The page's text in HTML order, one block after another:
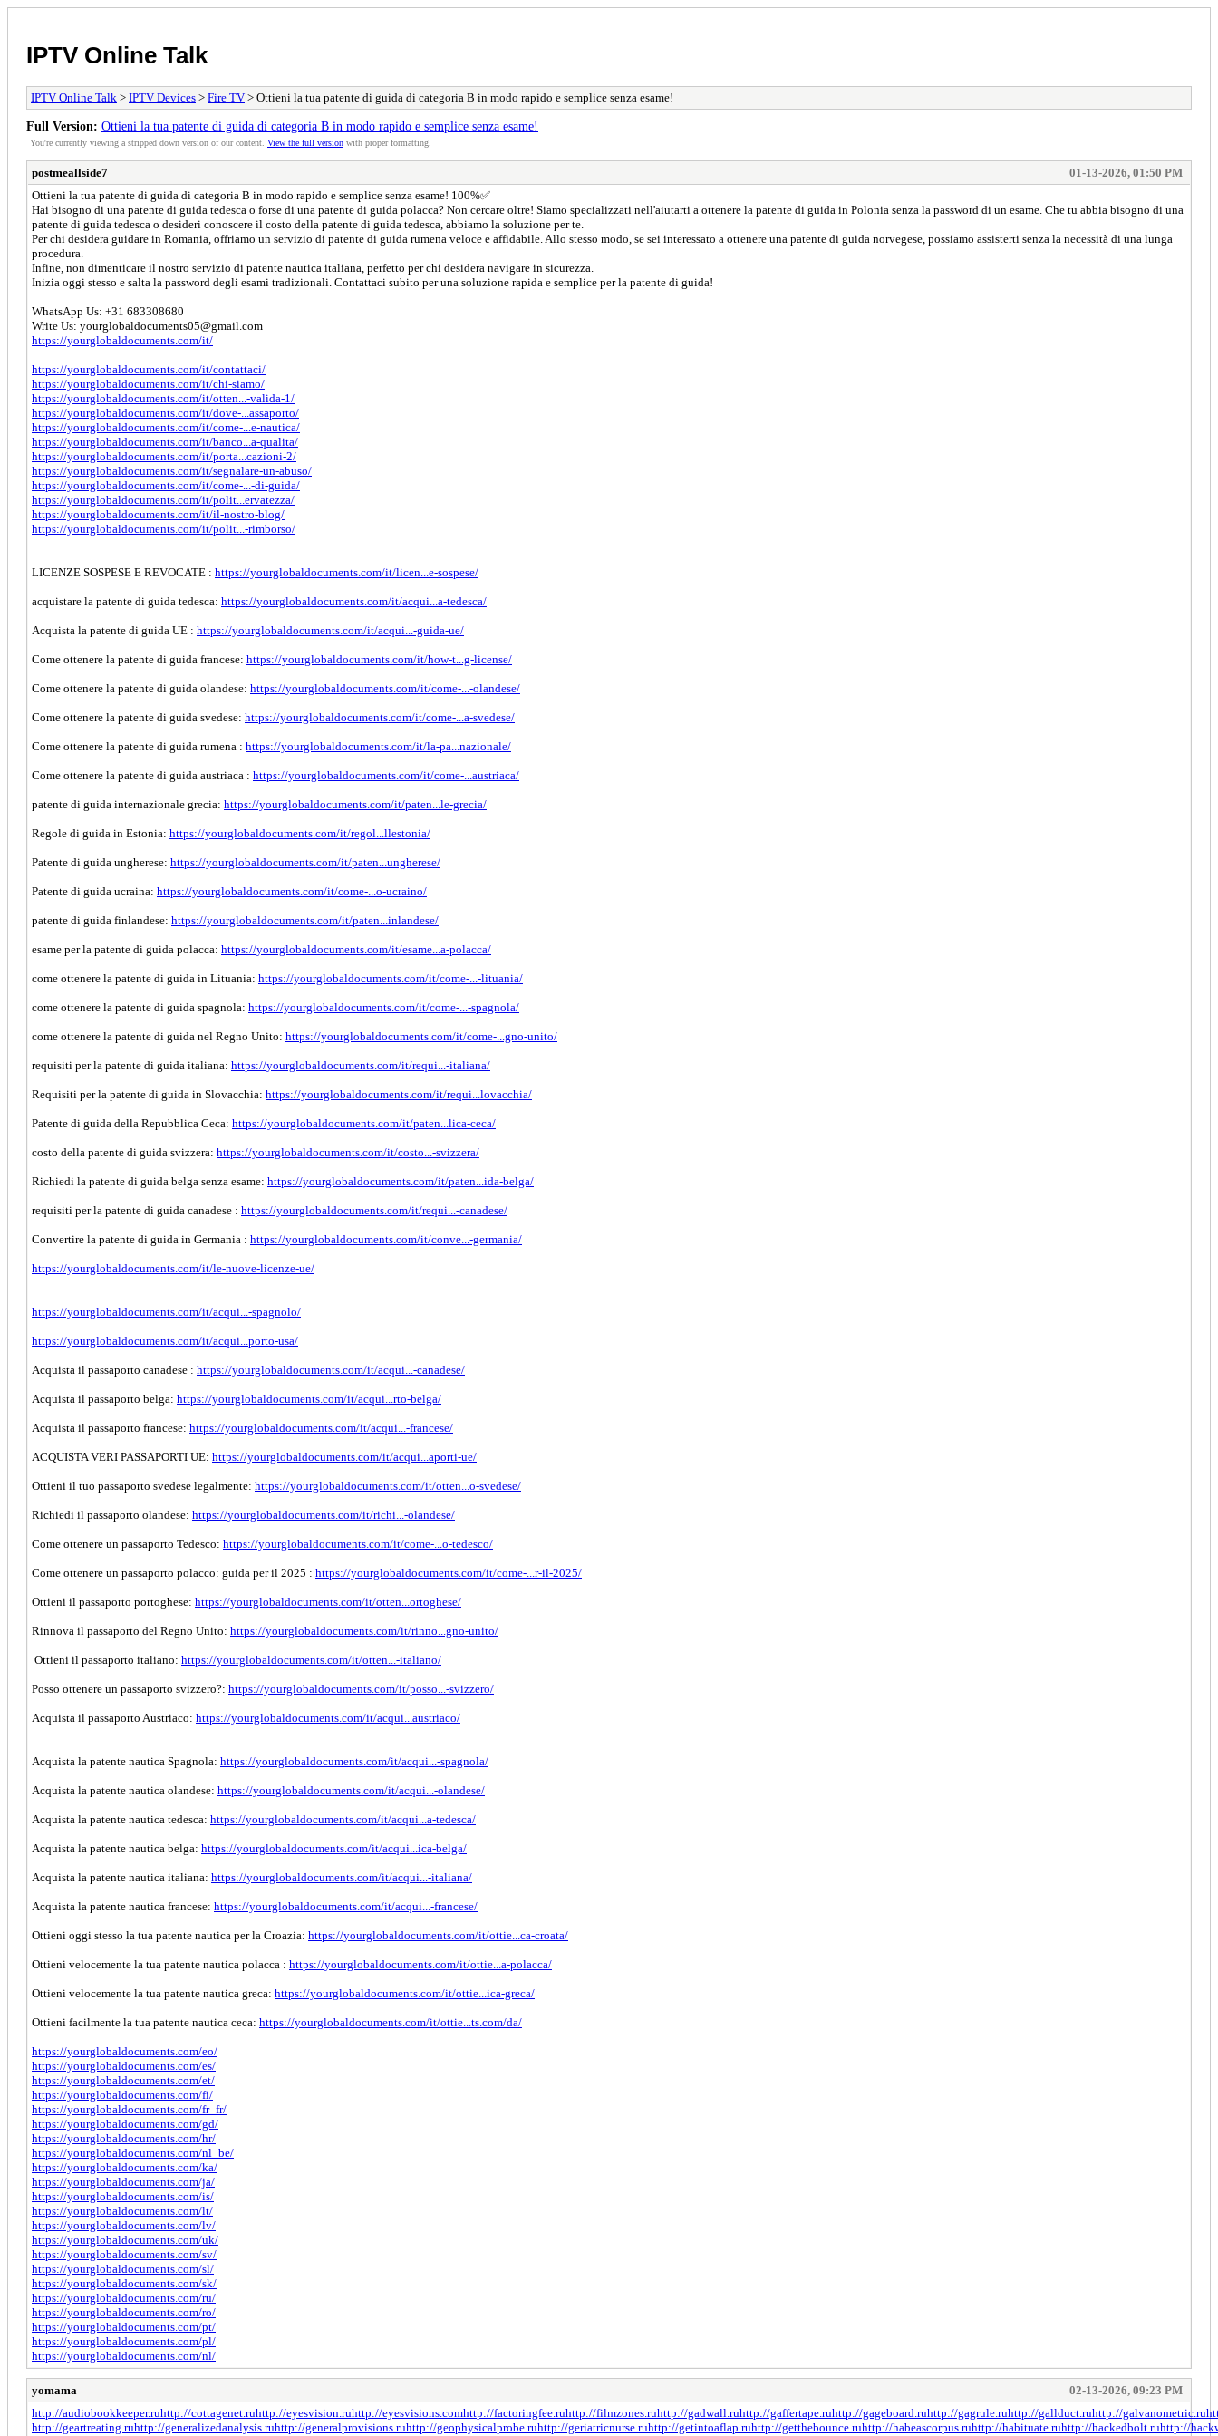
IPTV Online Talk
IPTV Online Talk > IPTV Devices > Fire TV > Ottieni la tua patente di guida di categoria B in modo rapido e semplice senza esame!
Full Version: Ottieni la tua patente di guida di categoria B in modo rapido e semplice senza esame!
You're currently viewing a stripped down version of our content. View the full version with proper formatting.
postmeallside7
01-13-2026, 01:50 PM
Ottieni la tua patente di guida di categoria B in modo rapido e semplice senza esame! 100%✅
Hai bisogno di una patente di guida tedesca o forse di una patente di guida polacca? Non cercare oltre! Siamo specializzati nell'aiutarti a ottenere la patente di guida in Polonia senza la password di un esame. Che tu abbia bisogno di una
patente di guida tedesca o desideri conoscere il costo della patente di guida tedesca, abbiamo la soluzione per te.
Per chi desidera guidare in Romania, offriamo un servizio di patente di guida rumena veloce e affidabile. Allo stesso modo, se sei interessato a ottenere una patente di guida norvegese, possiamo assisterti senza la necessità di una lunga
procedura.
Infine, non dimenticare il nostro servizio di patente nautica italiana, perfetto per chi desidera navigare in sicurezza.
Inizia oggi stesso e salta la password degli esami tradizionali. Contattaci subito per una soluzione rapida e semplice per la patente di guida!
WhatsApp Us: +31 683308680
Write Us: yourglobaldocuments05@gmail.com
https://yourglobaldocuments.com/it/
https://yourglobaldocuments.com/it/contattaci/
https://yourglobaldocuments.com/it/chi-siamo/
https://yourglobaldocuments.com/it/otten...-valida-1/
https://yourglobaldocuments.com/it/dove-...assaporto/
https://yourglobaldocuments.com/it/come-...e-nautica/
https://yourglobaldocuments.com/it/banco...a-qualita/
https://yourglobaldocuments.com/it/porta...cazioni-2/
https://yourglobaldocuments.com/it/segnalare-un-abuso/
https://yourglobaldocuments.com/it/come-...-di-guida/
https://yourglobaldocuments.com/it/polit...ervatezza/
https://yourglobaldocuments.com/it/il-nostro-blog/
https://yourglobaldocuments.com/it/polit...-rimborso/
LICENZE SOSPESE E REVOCATE : https://yourglobaldocuments.com/it/licen...e-sospese/
acquistare la patente di guida tedesca: https://yourglobaldocuments.com/it/acqui...a-tedesca/
Acquista la patente di guida UE : https://yourglobaldocuments.com/it/acqui...-guida-ue/
Come ottenere la patente di guida francese: https://yourglobaldocuments.com/it/how-t...g-license/
Come ottenere la patente di guida olandese: https://yourglobaldocuments.com/it/come-...-olandese/
Come ottenere la patente di guida svedese: https://yourglobaldocuments.com/it/come-...a-svedese/
Come ottenere la patente di guida rumena : https://yourglobaldocuments.com/it/la-pa...nazionale/
Come ottenere la patente di guida austriaca : https://yourglobaldocuments.com/it/come-...austriaca/
patente di guida internazionale grecia: https://yourglobaldocuments.com/it/paten...le-grecia/
Regole di guida in Estonia: https://yourglobaldocuments.com/it/regol...llestonia/
Patente di guida ungherese: https://yourglobaldocuments.com/it/paten...ungherese/
Patente di guida ucraina: https://yourglobaldocuments.com/it/come-...o-ucraino/
patente di guida finlandese: https://yourglobaldocuments.com/it/paten...inlandese/
esame per la patente di guida polacca: https://yourglobaldocuments.com/it/esame...a-polacca/
come ottenere la patente di guida in Lituania: https://yourglobaldocuments.com/it/come-...-lituania/
come ottenere la patente di guida spagnola: https://yourglobaldocuments.com/it/come-...-spagnola/
come ottenere la patente di guida nel Regno Unito: https://yourglobaldocuments.com/it/come-...gno-unito/
requisiti per la patente di guida italiana: https://yourglobaldocuments.com/it/requi...-italiana/
Requisiti per la patente di guida in Slovacchia: https://yourglobaldocuments.com/it/requi...lovacchia/
Patente di guida della Repubblica Ceca: https://yourglobaldocuments.com/it/paten...lica-ceca/
costo della patente di guida svizzera: https://yourglobaldocuments.com/it/costo...-svizzera/
Richiedi la patente di guida belga senza esame: https://yourglobaldocuments.com/it/paten...ida-belga/
requisiti per la patente di guida canadese : https://yourglobaldocuments.com/it/requi...-canadese/
Convertire la patente di guida in Germania : https://yourglobaldocuments.com/it/conve...-germania/
https://yourglobaldocuments.com/it/le-nuove-licenze-ue/
https://yourglobaldocuments.com/it/acqui...-spagnolo/
https://yourglobaldocuments.com/it/acqui...porto-usa/
Acquista il passaporto canadese : https://yourglobaldocuments.com/it/acqui...-canadese/
Acquista il passaporto belga: https://yourglobaldocuments.com/it/acqui...rto-belga/
Acquista il passaporto francese: https://yourglobaldocuments.com/it/acqui...-francese/
ACQUISTA VERI PASSAPORTI UE: https://yourglobaldocuments.com/it/acqui...aporti-ue/
Ottieni il tuo passaporto svedese legalmente: https://yourglobaldocuments.com/it/otten...o-svedese/
Richiedi il passaporto olandese: https://yourglobaldocuments.com/it/richi...-olandese/
Come ottenere un passaporto Tedesco: https://yourglobaldocuments.com/it/come-...o-tedesco/
Come ottenere un passaporto polacco: guida per il 2025 : https://yourglobaldocuments.com/it/come-...r-il-2025/
Ottieni il passaporto portoghese: https://yourglobaldocuments.com/it/otten...ortoghese/
Rinnova il passaporto del Regno Unito: https://yourglobaldocuments.com/it/rinno...gno-unito/
Ottieni il passaporto italiano: https://yourglobaldocuments.com/it/otten...-italiano/
Posso ottenere un passaporto svizzero?: https://yourglobaldocuments.com/it/posso...-svizzero/
Acquista il passaporto Austriaco: https://yourglobaldocuments.com/it/acqui...austriaco/
Acquista la patente nautica Spagnola: https://yourglobaldocuments.com/it/acqui...-spagnola/
Acquista la patente nautica olandese: https://yourglobaldocuments.com/it/acqui...-olandese/
Acquista la patente nautica tedesca: https://yourglobaldocuments.com/it/acqui...a-tedesca/
Acquista la patente nautica belga: https://yourglobaldocuments.com/it/acqui...ica-belga/
Acquista la patente nautica italiana: https://yourglobaldocuments.com/it/acqui...-italiana/
Acquista la patente nautica francese: https://yourglobaldocuments.com/it/acqui...-francese/
Ottieni oggi stesso la tua patente nautica per la Croazia: https://yourglobaldocuments.com/it/ottie...ca-croata/
Ottieni velocemente la tua patente nautica polacca : https://yourglobaldocuments.com/it/ottie...a-polacca/
Ottieni velocemente la tua patente nautica greca: https://yourglobaldocuments.com/it/ottie...ica-greca/
Ottieni facilmente la tua patente nautica ceca: https://yourglobaldocuments.com/it/ottie...ts.com/da/
https://yourglobaldocuments.com/eo/
https://yourglobaldocuments.com/es/
https://yourglobaldocuments.com/et/
https://yourglobaldocuments.com/fi/
https://yourglobaldocuments.com/fr_fr/
https://yourglobaldocuments.com/gd/
https://yourglobaldocuments.com/hr/
https://yourglobaldocuments.com/nl_be/
https://yourglobaldocuments.com/ka/
https://yourglobaldocuments.com/ja/
https://yourglobaldocuments.com/is/
https://yourglobaldocuments.com/lt/
https://yourglobaldocuments.com/lv/
https://yourglobaldocuments.com/uk/
https://yourglobaldocuments.com/sv/
https://yourglobaldocuments.com/sl/
https://yourglobaldocuments.com/sk/
https://yourglobaldocuments.com/ru/
https://yourglobaldocuments.com/ro/
https://yourglobaldocuments.com/pt/
https://yourglobaldocuments.com/pl/
https://yourglobaldocuments.com/nl/
yomama
02-13-2026, 09:23 PM
http://audiobookkeeper.ruhttp://cottagenet.ruhttp://eyesvision.ruhttp://eyesvisions.comhttp://factoringfee.ruhttp://filmzones.ruhttp://gadwall.ruhttp://gaffertape.ruhttp://gageboard.ruhttp://gagrule.ruhttp://gallduct.ruhttp://galvanometric.ru
http://geartreating.ruhttp://generalizedanalysis.ruhttp://generalprovisions.ruhttp://geophysicalprobe.ruhttp://geriatricnurse.ruhttp://getintoaflap.ruhttp://getthebounce.ruhttp://habeascorpus.ruhttp://habituate.ruhttp://hackedbolt.ruhttp://